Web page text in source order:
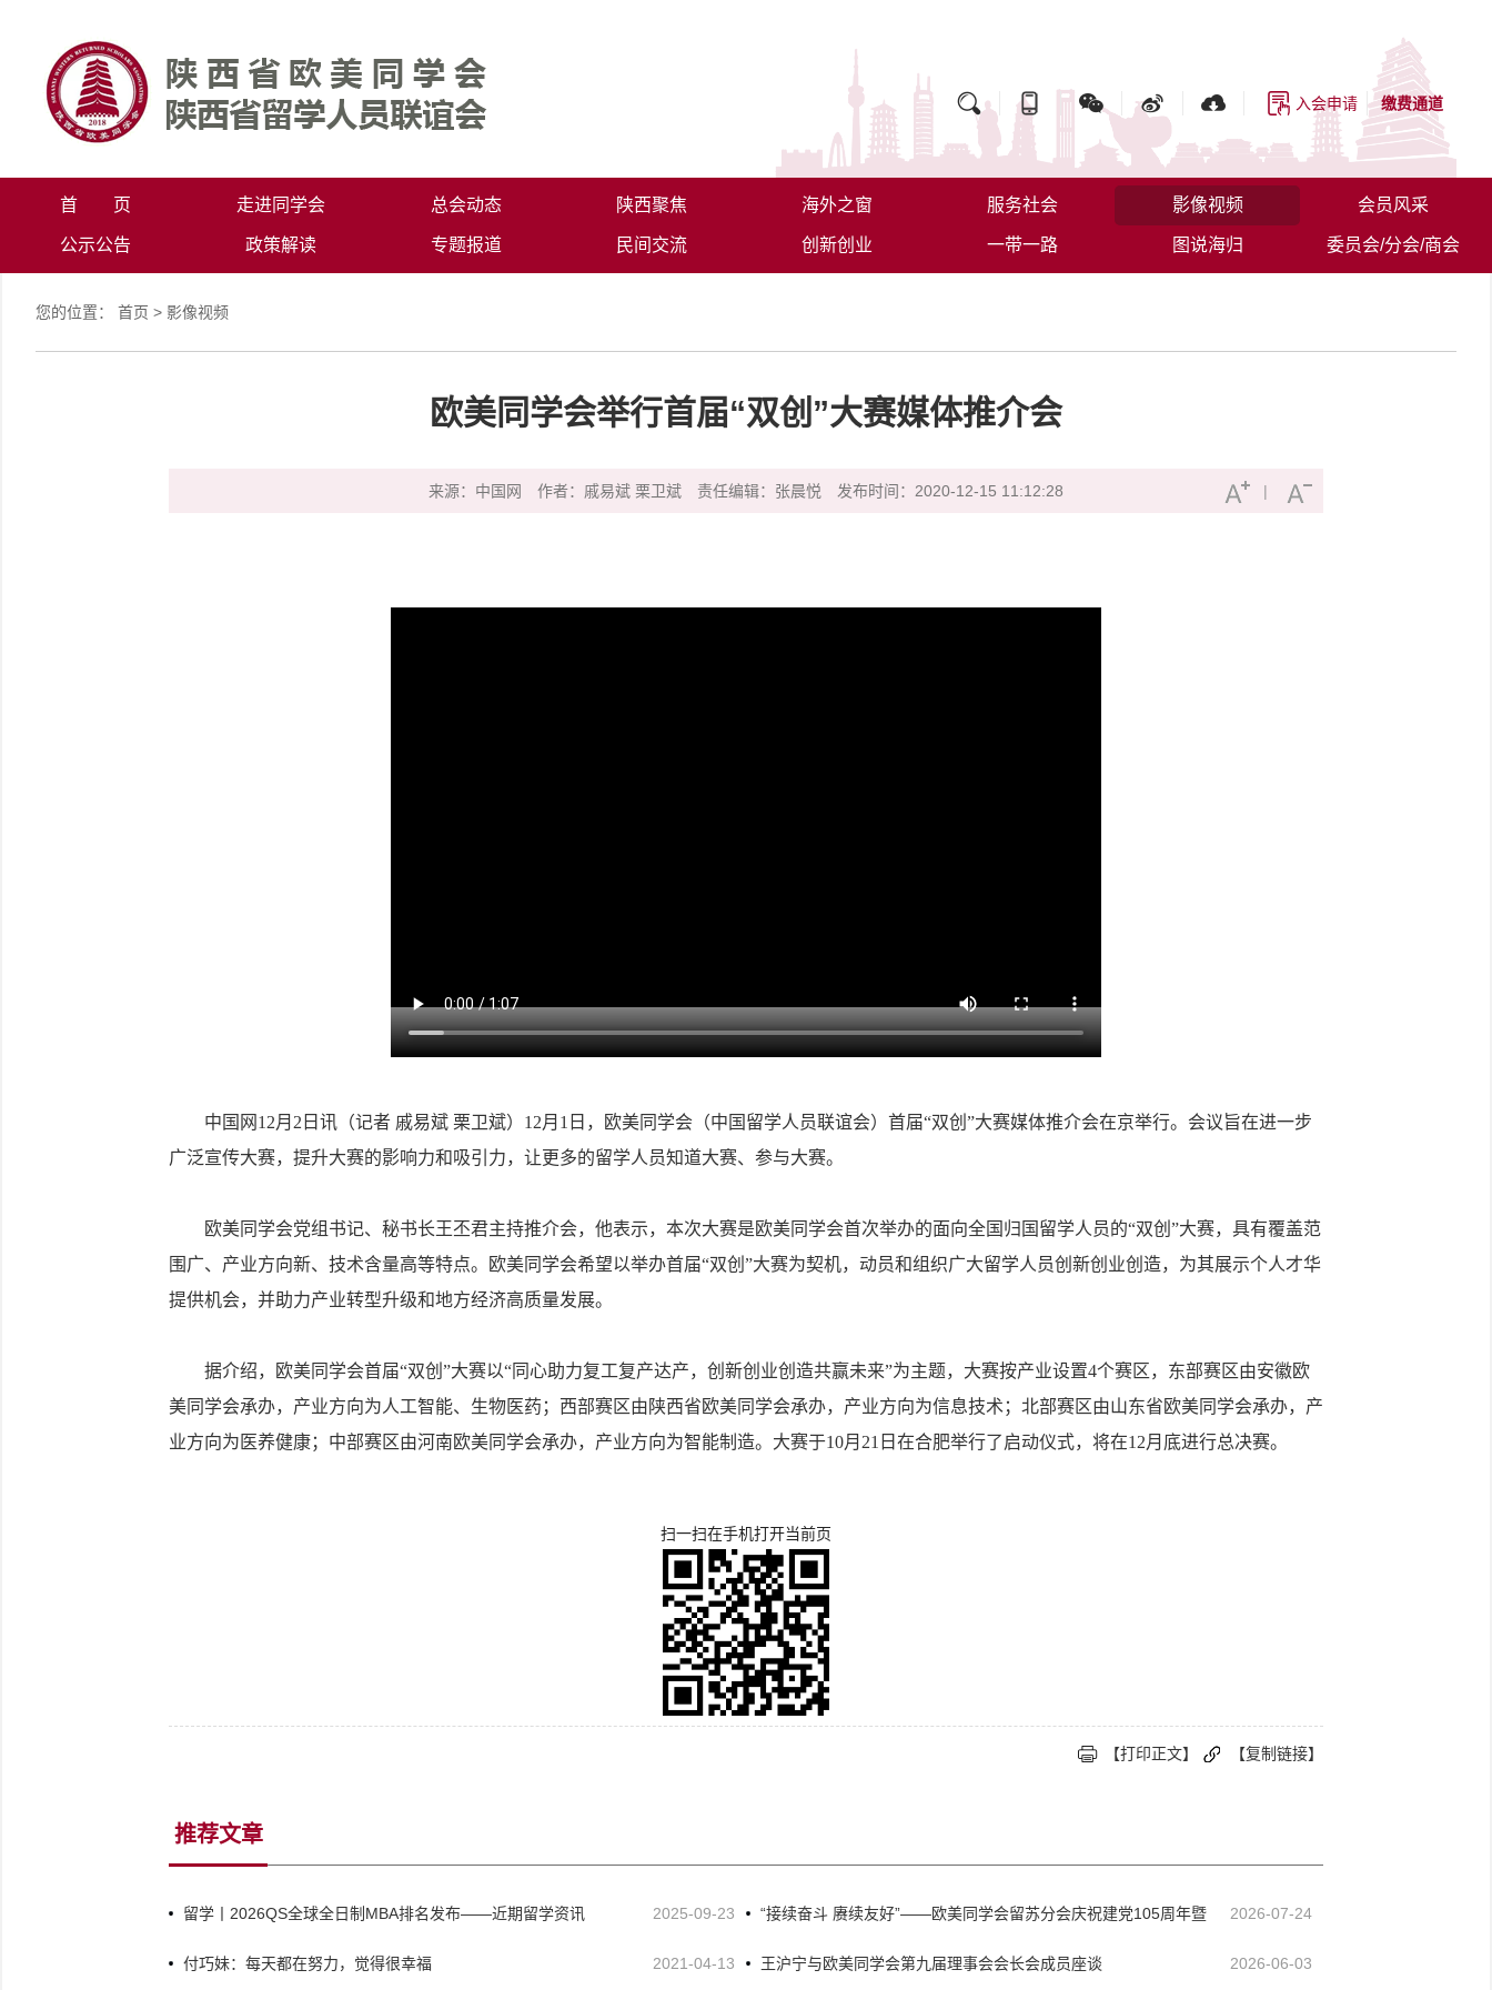
入会申请 缴费通道
首 页 走进同学会 总会动态 陕西聚焦 海外之窗 服务社会 影像视频 会员风采
公示公告 政策解读 专题报道 民间交流 创新创业 一带一路 图说海归 委员会/分会/商会
您的位置： 首页 > 影像视频
欧美同学会举行首届“双创”大赛媒体推介会
|
来源：中国网 作者：戚易斌 栗卫斌 责任编辑：张晨悦 发布时间：2020-12-15 11:12:28
中国网12月2日讯（记者 戚易斌 栗卫斌）12月1日，欧美同学会（中国留学人员联谊会）首届“双创”大赛媒体推介会在京举行。会议旨在进一步
广泛宣传大赛，提升大赛的影响力和吸引力，让更多的留学人员知道大赛、参与大赛。
欧美同学会党组书记、秘书长王丕君主持推介会，他表示，本次大赛是欧美同学会首次举办的面向全国归国留学人员的“双创”大赛，具有覆盖范
围广、产业方向新、技术含量高等特点。欧美同学会希望以举办首届“双创”大赛为契机，动员和组织广大留学人员创新创业创造，为其展示个人才华
提供机会，并助力产业转型升级和地方经济高质量发展。
据介绍，欧美同学会首届“双创”大赛以“同心助力复工复产达产，创新创业创造共赢未来”为主题，大赛按产业设置4个赛区，东部赛区由安徽欧
美同学会承办，产业方向为人工智能、生物医药；西部赛区由陕西省欧美同学会承办，产业方向为信息技术；北部赛区由山东省欧美同学会承办，产
业方向为医养健康；中部赛区由河南欧美同学会承办，产业方向为智能制造。大赛于10月21日在合肥举行了启动仪式，将在12月底进行总决赛。
扫一扫在手机打开当前页
【打印正文】 【复制链接】
推荐文章
2025-09-23
留学丨2026QS全球全日制MBA排名发布——近期留学资讯 2026-07-24
“接续奋斗 赓续友好”——欧美同学会留苏分会庆祝建党105周年暨
《中俄睦邻友好合作条约》签署25周年主题音乐会在京举行
2021-04-13
付巧妹：每天都在努力，觉得很幸福 2026-06-03
王沪宁与欧美同学会第九届理事会会长会成员座谈